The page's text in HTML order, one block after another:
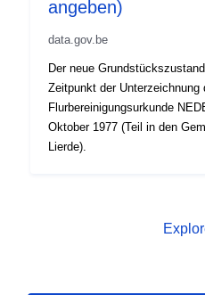
Ajallinen
angeben)
data.gov.be
Der neue
Zeitpunkt der Unterzeichnung
Flurbereinigungsurkunde
Oktober 1977 (Teil in den
Lierde).